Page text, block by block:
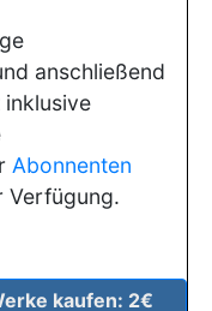
anschließend
Abonnenten
Verfügung.